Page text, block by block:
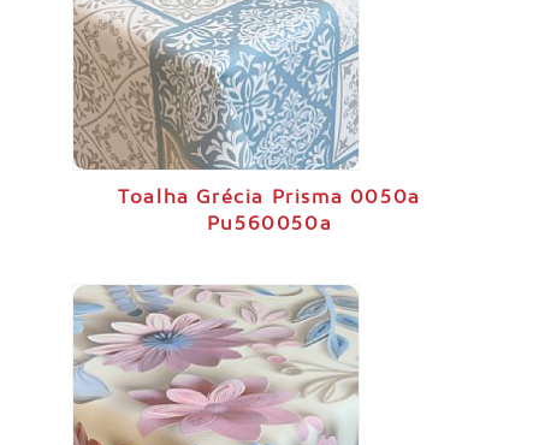
Toalha Grécia Prisma 0050a
Pu560050a